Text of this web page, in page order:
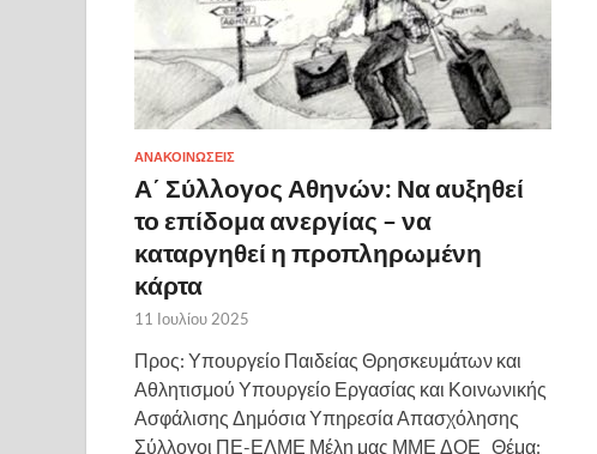
ΑΝΑΚΟΙΝΩΣΕΙΣ
Α΄ Σύλλογος Αθηνών: Να αυξηθεί
το επίδομα ανεργίας – να
καταργηθεί η προπληρωμένη
κάρτα
11 Ιουλίου 2025
Προς: Υπουργείο Παιδείας Θρησκευμάτων και
Αθλητισμού Υπουργείο Εργασίας και Κοινωνικής
Ασφάλισης Δημόσια Υπηρεσία Απασχόλησης
Σύλλογοι ΠΕ-ΕΛΜΕ Μέλη μας ΜΜΕ ΔΟΕ Θέμα: